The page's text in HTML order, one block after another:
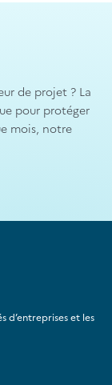
de projet ? La
pour protéger
mois, notre
d’entreprises et les